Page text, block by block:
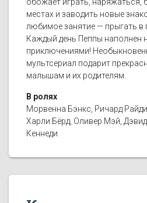
обожает играть, наряжаться,
местах и заводить новые
любимое занятие — прыгать в
Каждый день Пеппы наполнен
приключениями!
мультсериал подарит
малышам и их родителям.
В ролях
Морвенна Бэнкс, Ричард
Харли Бёрд, Оливер Мэй,
Кеннеди